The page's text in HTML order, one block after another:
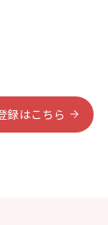
録はこちら